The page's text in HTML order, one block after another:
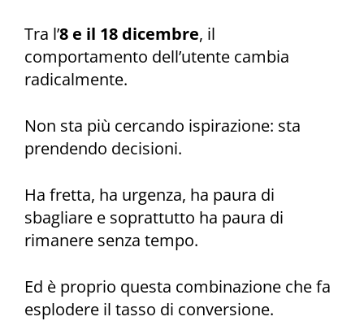
Tra l’8 e il 18 dicembre, il
comportamento dell’utente cambia
radicalmente.
Non sta più cercando ispirazione: sta
prendendo decisioni.
Ha fretta, ha urgenza, ha paura di
sbagliare e soprattutto ha paura di
rimanere senza tempo.
Ed è proprio questa combinazione che fa
esplodere il tasso di conversione.